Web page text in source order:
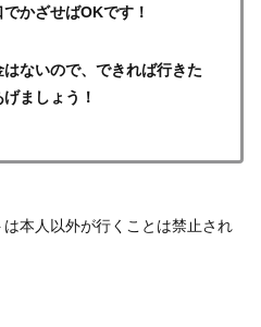
かざせばOKです！
ないので、できれば行きた
ましょう！
本人以外が行くことは禁止され